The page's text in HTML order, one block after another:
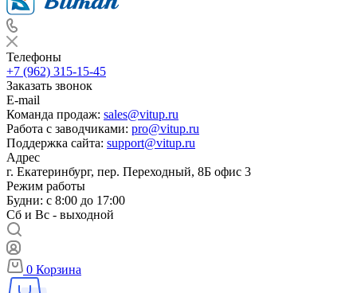
Телефоны
+7 (962) 315-15-45
Заказать звонок
E-mail
Команда продаж: sales@vitup.ru
Работа с заводчиками: pro@vitup.ru
Поддержка сайта: support@vitup.ru
Адрес
г. Екатеринбург, пер. Переходный, 8Б офис 3
Режим работы
Будни: с 8:00 до 17:00
Сб и Вс - выходной
0 Корзина